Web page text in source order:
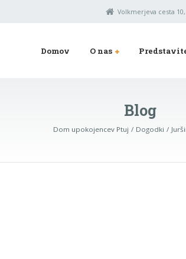
Volkmerjeva cesta
Domov O nas
Blog
Dom upokojencev Ptuj Dogodki